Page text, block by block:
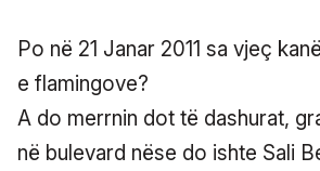
Po në 21 Janar 2011 sa vjeç
e flamingove?
A do merrnin dot të dashurat,
në bulevard nëse do ishte Sali